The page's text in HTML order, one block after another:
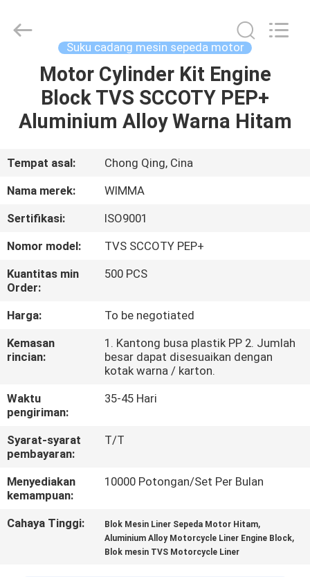
RUMAH
PRODUK
VIDEO
KAMI
TUR
PABRIK
KONTROL
KUALITAS
BERITA
MINTA
KUTIPAN
PETA
Spare
Parts
Suku cadang mesin sepeda motor
Motor Cylinder Kit Engine
Block TVS SCCOTY PEP+
Aluminium Alloy Warna Hitam
Tempat asal:
Chong Qing, Cina
Nama merek:
WIMMA
Sertifikasi:
ISO9001
Nomor model:
TVS SCCOTY PEP+
Kuantitas min
Order:
500 PCS
Harga:
To be negotiated
Kemasan
rincian:
1. Kantong busa plastik PP 2. Jumlah
besar dapat disesuaikan dengan
kotak warna / karton.
Waktu
pengiriman:
35-45 Hari
Syarat-syarat
pembayaran:
T/T
Menyediakan
kemampuan:
10000 Potongan/Set Per Bulan
Cahaya Tinggi: Blok Mesin Liner Sepeda Motor Hitam,
Aluminium Alloy Motorcycle Liner Engine Block,
Blok mesin TVS Motorcycle Liner